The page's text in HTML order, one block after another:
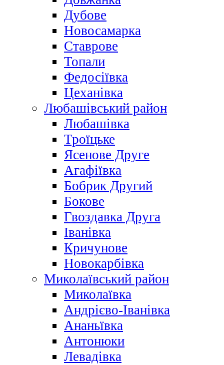
Дубове
Новосамарка
Ставрове
Топали
Федосіївка
Цеханівка
Любашівський район
Любашівка
Троїцьке
Ясенове Друге
Агафіївка
Бобрик Другий
Бокове
Гвоздавка Друга
Іванівка
Кричунове
Новокарбівка
Миколаївський район
Миколаївка
Андрієво-Іванівка
Ананьївка
Антонюки
Левадівка